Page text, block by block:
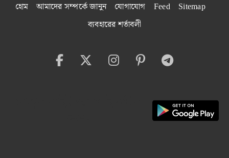
হোম আমাদের সম্পর্কে জানুন যোগাযোগ Feed
Sitemap
ব্যবহারের শর্তাবলী